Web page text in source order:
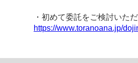
・初めて委託をご検討いた
https://www.toranoana.jp/